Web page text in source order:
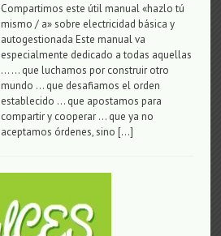
Compartimos este útil manual «hazlo tú
mismo / a» sobre electricidad básica y
autogestionada Este manual va
especialmente dedicado a todas aquellas
… … que luchamos por construir otro
mundo … que desafiamos el orden
establecido … que apostamos para
compartir y cooperar … que ya no
aceptamos órdenes, sino […]